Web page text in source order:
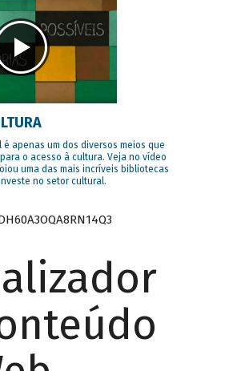
é apenas um dos diversos meios que
o acesso à cultura. Veja no vídeo
uma das mais incríveis bibliotecas
no setor cultural.